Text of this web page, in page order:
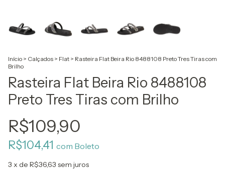
Início > Calçados > Flat > Rasteira Flat Beira Rio 8488108 Preto Tres Tiras com
Brilho
Rasteira Flat Beira Rio 8488108
Preto Tres Tiras com Brilho
R$109,90
R$104,41 com Boleto
3 x de R$36,63 sem juros